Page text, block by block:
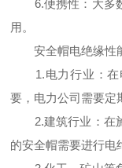
6.便携性：大多数
用。
安全帽电绝缘性能
1.电力行业：在
要，电力公司需要定
2.建筑行业：在施
的安全帽需要进行电